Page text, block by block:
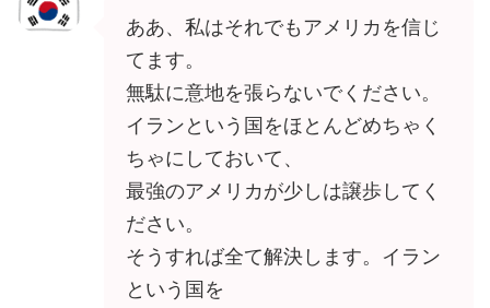
ああ、私はそれでもアメリカを信じ
てます。
無駄に意地を張らないでください。
イランという国をほとんどめちゃく
ちゃにしておいて、
最強のアメリカが少しは譲歩してく
ださい。
そうすれば全て解決します。イラン
という国を